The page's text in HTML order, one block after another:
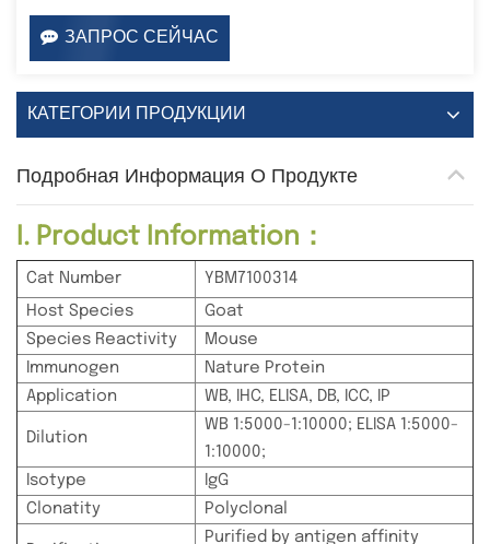
ЗАПРОС СЕЙЧАС
КАТЕГОРИИ ПРОДУКЦИИ
Подробная Информация О Продукте
I. Product Information：
Cat Number
YBM7100314
Host Species
Goat
Species Reactivity
Mouse
Immunogen
Nature Protein
Application
WB, IHC, ELISA, DB, ICC, IP
Dilution
WB 1:5000-1:10000; ELISA 1:5000-
1:10000;
Isotype
IgG
Clonatity
Polyclonal
Purified by antigen affinity